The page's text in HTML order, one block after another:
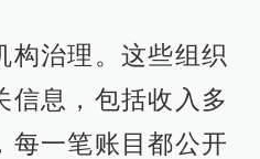
构治理。这些组织
信息，包括收入多
每一笔账目都公开